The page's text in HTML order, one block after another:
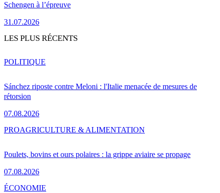
Schengen à l’épreuve
31.07.2026
LES PLUS RÉCENTS
Sánchez riposte contre Meloni : l'Italie menacée de mesures de
rétorsion
07.08.2026
POLITIQUE
Poulets, bovins et ours polaires : la grippe aviaire se propage
07.08.2026
PROAGRICULTURE & ALIMENTATION
ÉCONOMIE